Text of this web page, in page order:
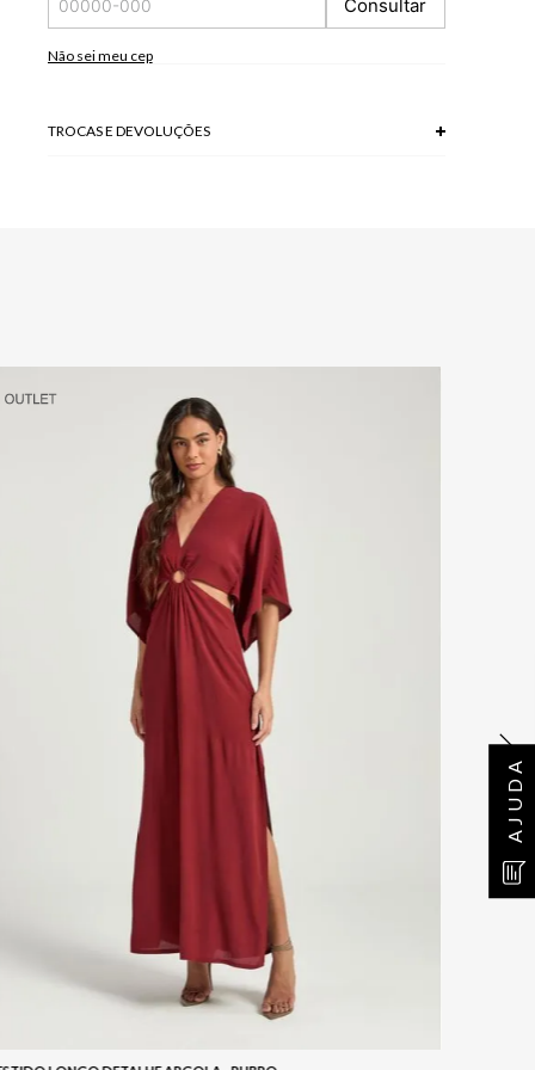
AJUDA
*A tonalidade das cores pode variar de acordo com a sua
Consultar
Não sei meu cep
TROCAS E DEVOLUÇÕES